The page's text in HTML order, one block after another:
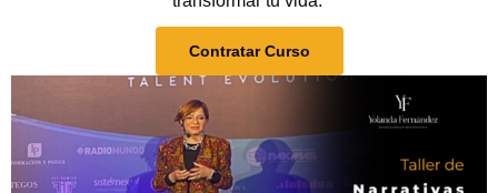
Contratar Curso